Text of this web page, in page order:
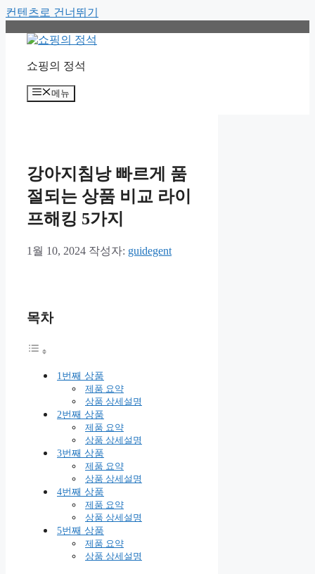
컨텐츠로 건너뛰기
쇼핑의 정석
메뉴
강아지침낭 빠르게 품
절되는 상품 비교 라이
프해킹 5가지
1월 10, 2024 작성자: guidegent
목차
1번째 상품
제품 요약
상품 상세설명
2번째 상품
제품 요약
상품 상세설명
3번째 상품
제품 요약
상품 상세설명
4번째 상품
제품 요약
상품 상세설명
5번째 상품
제품 요약
상품 상세설명